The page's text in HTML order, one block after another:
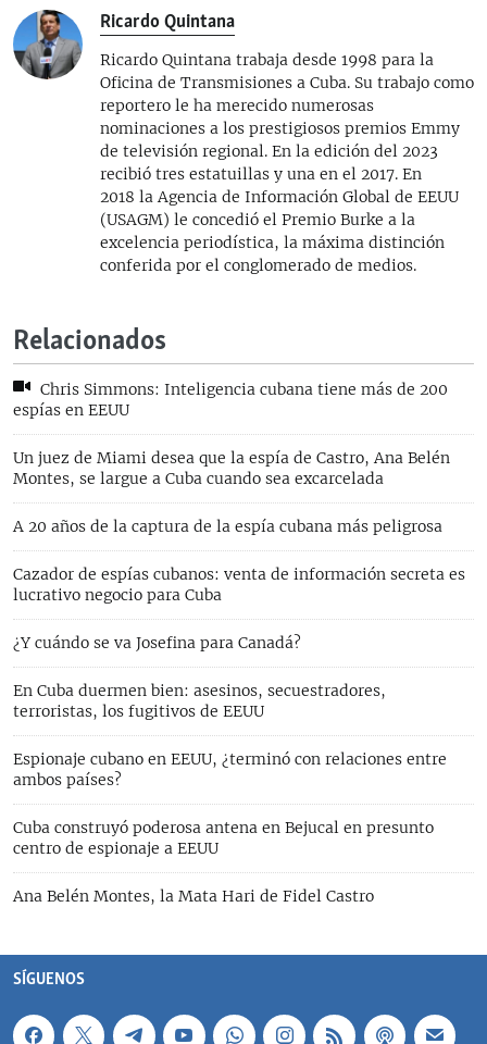
Ricardo Quintana
Ricardo Quintana trabaja desde 1998 para la
Oficina de Transmisiones a Cuba. Su trabajo como
reportero le ha merecido numerosas
nominaciones a los prestigiosos premios Emmy
de televisión regional. En la edición del 2023
recibió tres estatuillas y una en el 2017. En
2018 la Agencia de Información Global de EEUU
(USAGM) le concedió el Premio Burke a la
excelencia periodística, la máxima distinción
conferida por el conglomerado de medios.
Relacionados
Chris Simmons: Inteligencia cubana tiene más de 200
espías en EEUU
Un juez de Miami desea que la espía de Castro, Ana Belén
Montes, se largue a Cuba cuando sea excarcelada
A 20 años de la captura de la espía cubana más peligrosa
Cazador de espías cubanos: venta de información secreta es
lucrativo negocio para Cuba
¿Y cuándo se va Josefina para Canadá?
En Cuba duermen bien: asesinos, secuestradores,
terroristas, los fugitivos de EEUU
Espionaje cubano en EEUU, ¿terminó con relaciones entre
ambos países?
Cuba construyó poderosa antena en Bejucal en presunto
centro de espionaje a EEUU
Ana Belén Montes, la Mata Hari de Fidel Castro
SÍGUENOS